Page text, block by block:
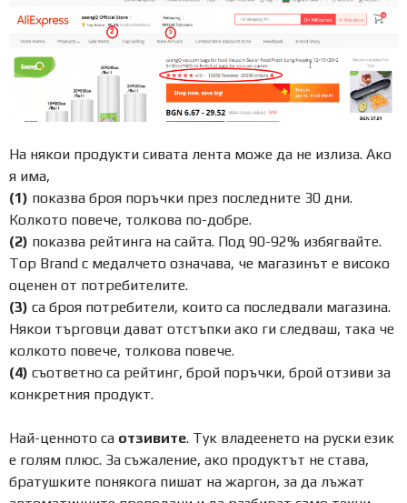
На някои продукти сивата лента може да не излиза. Ако
я има,
(1) показва броя поръчки през последните 30 дни.
Колкото повече, толкова по-добре.
(2) показва рейтинга на сайта. Под 90-92% избягвайте.
Top Brand с медалчето означава, че магазинът е високо
оценен от потребителите.
(3) са броя потребители, които са последвали магазина.
Някои търговци дават отстъпки ако ги следваш, така че
колкото повече, толкова повече.
(4) съответно са рейтинг, брой поръчки, брой отзиви за
конкретния продукт.
Най-ценното са отзивите. Тук владеенето на руски език
е голям плюс. За съжаление, ако продуктът не става,
братушките понякога пишат на жаргон, за да лъжат